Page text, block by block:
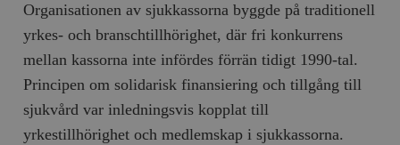
Organisationen av sjukkassorna byggde på traditionell
yrkes- och branschtillhörighet, där fri konkurrens
mellan kassorna inte infördes förrän tidigt 1990-tal.
Principen om solidarisk finansiering och tillgång till
sjukvård var inledningsvis kopplat till
yrkestillhörighet och medlemskap i sjukkassorna.